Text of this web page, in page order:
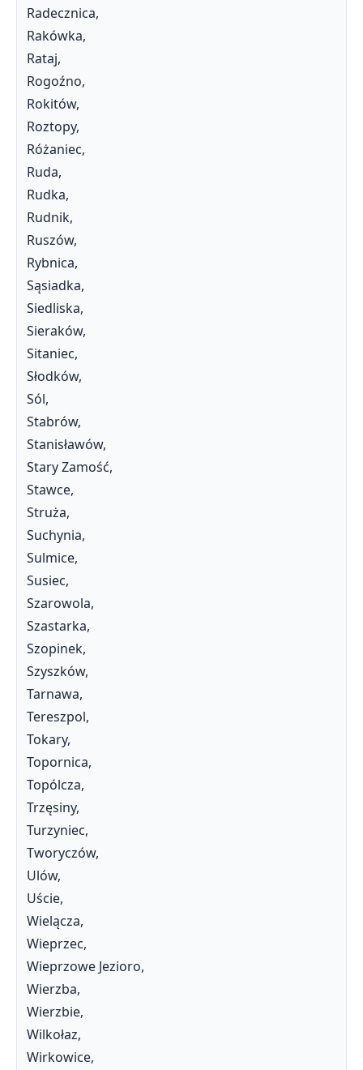
Radecznica,
Rakówka,
Rataj,
Rogoźno,
Rokitów,
Roztopy,
Różaniec,
Ruda,
Rudka,
Rudnik,
Ruszów,
Rybnica,
Sąsiadka,
Siedliska,
Sieraków,
Sitaniec,
Słodków,
Sól,
Stabrów,
Stanisławów,
Stary Zamość,
Stawce,
Struża,
Suchynia,
Sulmice,
Susiec,
Szarowola,
Szastarka,
Szopinek,
Szyszków,
Tarnawa,
Tereszpol,
Tokary,
Topornica,
Topólcza,
Trzęsiny,
Turzyniec,
Tworyczów,
Ulów,
Uście,
Wielącza,
Wieprzec,
Wieprzowe Jezioro,
Wierzba,
Wierzbie,
Wilkołaz,
Wirkowice,